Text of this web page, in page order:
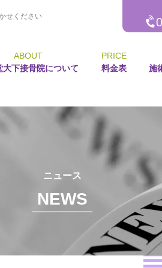
せください
ABOUT
大下接骨院について
PRICE
料金表
施
ニュース
NEWS